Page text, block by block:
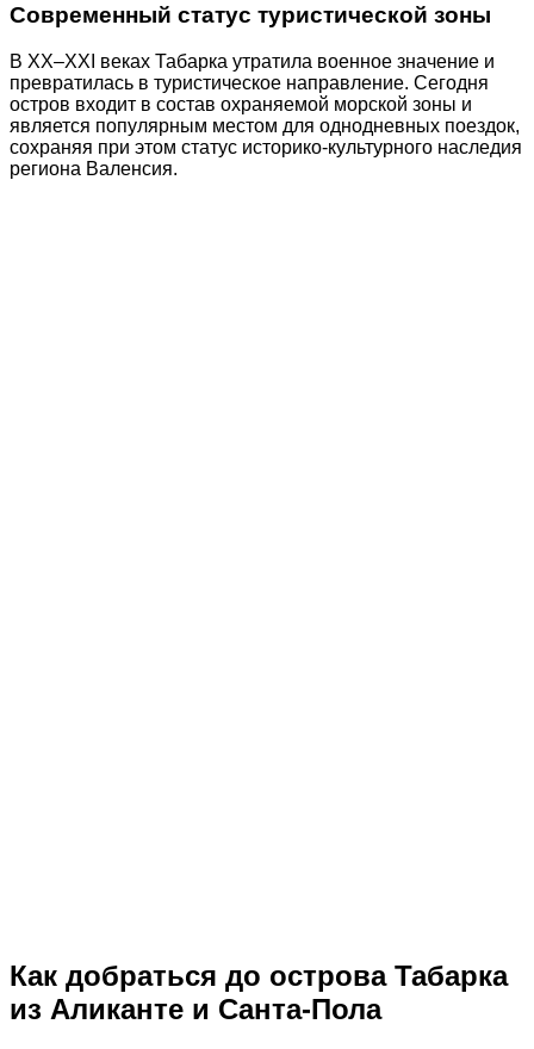
Современный статус туристической зоны
В XX–XXI веках Табарка утратила военное значение и
превратилась в туристическое направление. Сегодня
остров входит в состав охраняемой морской зоны и
является популярным местом для однодневных поездок,
сохраняя при этом статус историко-культурного наследия
региона Валенсия.
Как добраться до острова Табарка
из Аликанте и Санта-Пола